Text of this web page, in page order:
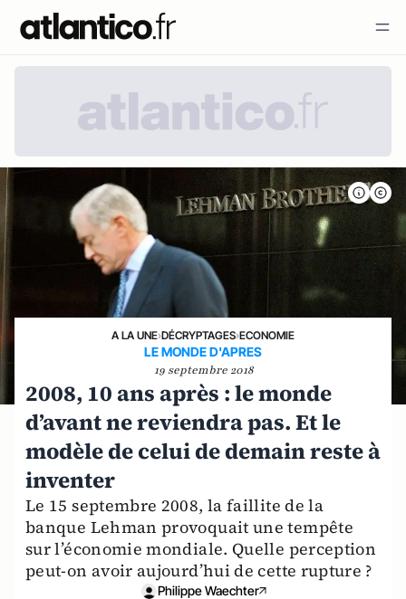
A LA UNE›DÉCRYPTAGES›ECONOMIE
LE MONDE D'APRES
19 septembre 2018
2008, 10 ans après : le monde
d’avant ne reviendra pas. Et le
modèle de celui de demain reste à
inventer
Le 15 septembre 2008, la faillite de la
banque Lehman provoquait une tempête
sur l’économie mondiale. Quelle perception
peut-on avoir aujourd’hui de cette rupture ?
Philippe Waechter